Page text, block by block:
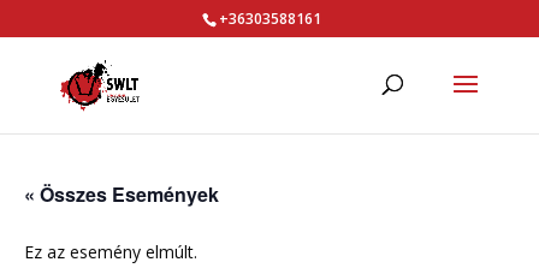
+36303588161
« Összes Események
Ez az esemény elmúlt.